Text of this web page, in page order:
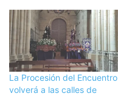
La Procesión del Encuentro
volverá a las calles de